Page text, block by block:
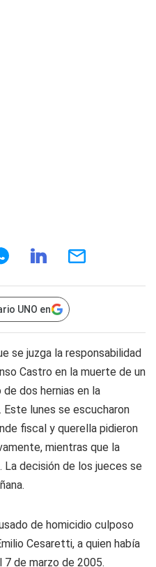
UNO en
se juzga la responsabilidad
Castro en la muerte de un
dos hernias en la
Este lunes se escucharon
fiscal y querella pidieron
mientras que la
decisión de los jueces se
de homicidio culposo
Cesaretti, a quien había
de marzo de 2005.